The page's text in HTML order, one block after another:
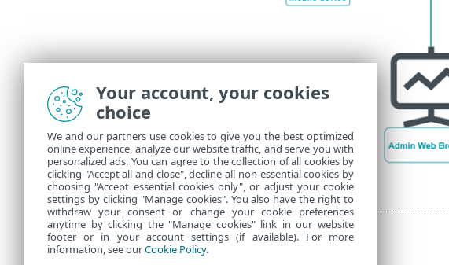
Your account, your cookies
choice
We and our partners use cookies to give you the best optimized
online experience, analyze our website traffic, and serve you with
personalized ads. You can agree to the collection of all cookies by
clicking "Accept all and close", decline all non-essential cookies by
choosing "Accept essential cookies only", or adjust your cookie
settings by clicking "Manage cookies". You also have the right to
withdraw your consent or change your cookie preferences
anytime by clicking the "Manage cookies" link in our website
footer or in your account settings (if available). For more
information, see ourCookie Policy.